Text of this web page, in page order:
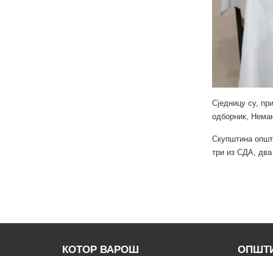
Сједницу су,
одборник,
Скупштина
три из СДА, два
КОТОР ВАРОШ